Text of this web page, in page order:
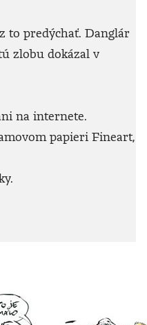
to predýchať. Danglár
zlobu dokázal v
na internete.
papieri Fineart,